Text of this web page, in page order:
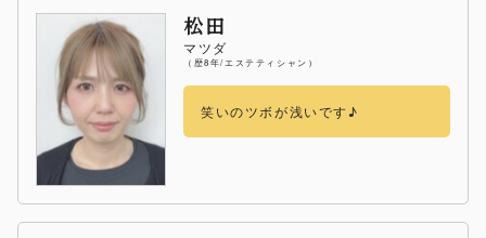
松田
マツダ
（歴8年/エステティシャン）
笑いのツボが浅いです♪